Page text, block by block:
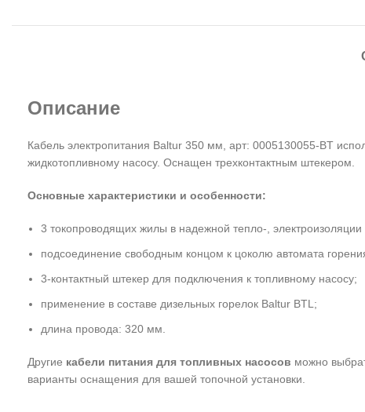
Описание
Кабель электропитания Baltur 350 мм, арт: 0005130055-BT
жидкотопливному насосу. Оснащен трехконтактным штекером.
Основные характеристики и особенности:
3 токопроводящих жилы в надежной тепло-, электроизоляции
подсоединение свободным концом к цоколю автомата
3-контактный штекер для подключения к топливному насосу;
применение в составе дизельных горелок Baltur BTL;
длина провода: 320 мм.
Другие кабели питания для топливных насосов можно
варианты оснащения для вашей топочной установки.